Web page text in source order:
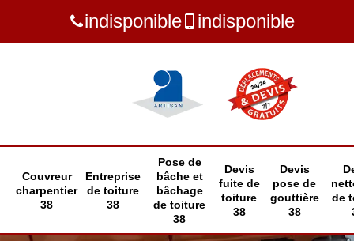
indisponible indisponible
Couvreur
charpentier
38
Entreprise
de toiture
38
Pose de
bâche et
bâchage
de toiture
38
Devis
fuite de
toiture
38
Devis
pose de
gouttière
38
de